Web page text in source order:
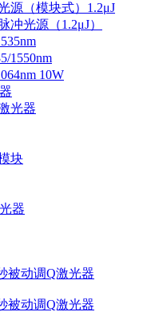
源（模块式）1.2μJ
冲光源（1.2μJ）
1550nm
10W
光器
块
器
被动调Q激光器
被动调Q激光器